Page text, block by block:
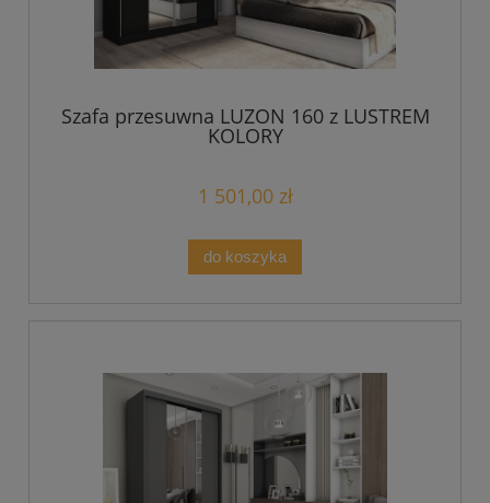
Szafa przesuwna LUZON 160 z LUSTREM
KOLORY
1 501,00 zł
do koszyka